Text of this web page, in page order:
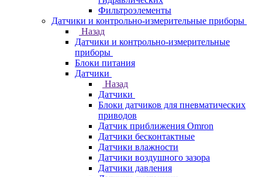
Фильтроэлементы
Датчики и контрольно-измерительные приборы
Назад
Датчики и контрольно-измерительные
приборы
Блоки питания
Датчики
Назад
Датчики
Блоки датчиков для пневматических
приводов
Датчик приближения Omron
Датчики бесконтактные
Датчики влажности
Датчики воздушного зазора
Датчики давления